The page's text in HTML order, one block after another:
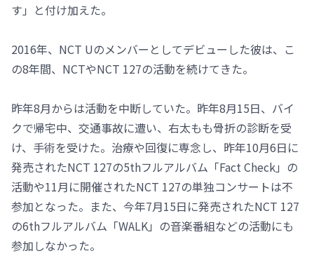
す」と付け加えた。
2016年、NCT Uのメンバーとしてデビューした彼は、こ
の8年間、NCTやNCT 127の活動を続けてきた。
昨年8月からは活動を中断していた。昨年8月15日、バイ
クで帰宅中、交通事故に遭い、右太もも骨折の診断を受
け、手術を受けた。治療や回復に専念し、昨年10月6日に
発売されたNCT 127の5thフルアルバム「Fact Check」の
活動や11月に開催されたNCT 127の単独コンサートは不
参加となった。また、今年7月15日に発売されたNCT 127
の6thフルアルバム「WALK」の音楽番組などの活動にも
参加しなかった。